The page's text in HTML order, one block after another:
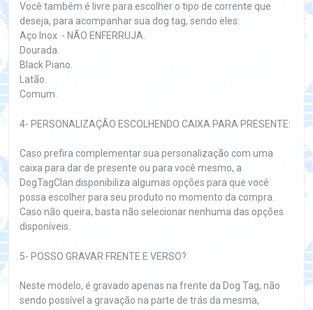
Você também é livre para escolher o tipo de corrente que
deseja, para acompanhar sua dog tag, sendo eles:
Aço Inox - NÃO ENFERRUJA.
Dourada.
Black Piano.
Latão.
Comum.
4- PERSONALIZAÇÃO ESCOLHENDO CAIXA PARA PRESENTE:
Caso prefira complementar sua personalização com uma
caixa para dar de presente ou para você mesmo, a
DogTagClan disponibiliza algumas opções para que você
possa escolher para seu produto no momento da compra.
Caso não queira, basta não selecionar nenhuma das opções
disponíveis.
5- POSSO GRAVAR FRENTE E VERSO?
Neste modelo, é gravado apenas na frente da Dog Tag, não
sendo possível a gravação na parte de trás da mesma,